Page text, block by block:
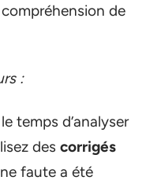
de
:
temps d’analyser
des corrigés
faute a été